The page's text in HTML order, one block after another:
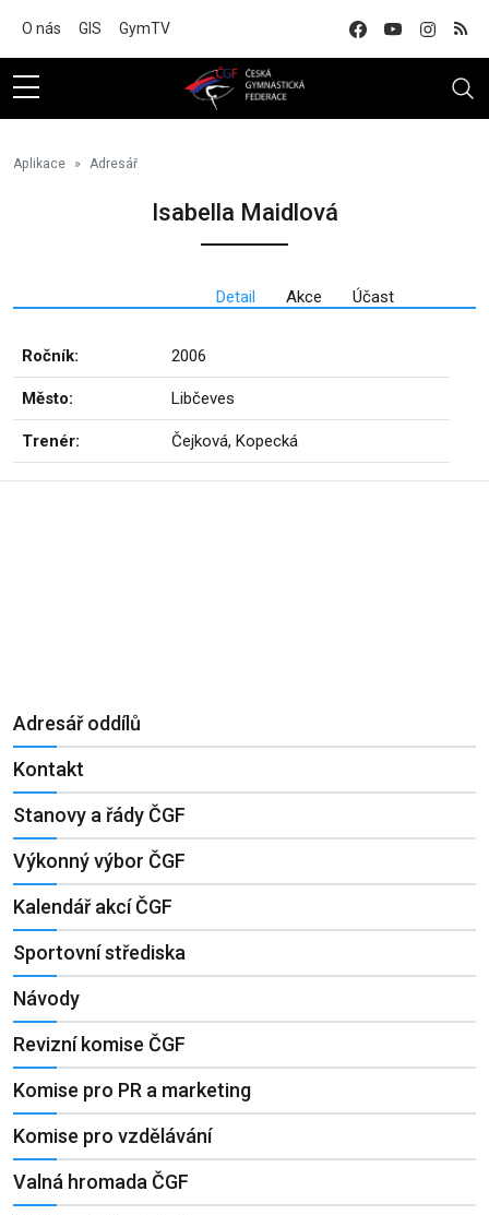
O nás GIS GymTV
Aplikace Adresář
Isabella Maidlová
Detail Akce Účast
Ročník: 2006
Město: Libčeves
Trenér: Čejková, Kopecká
Adresář oddílů
Kontakt
Stanovy a řády ČGF
Výkonný výbor ČGF
Kalendář akcí ČGF
Sportovní střediska
Návody
Revizní komise ČGF
Komise pro PR a marketing
Komise pro vzdělávání
Valná hromada ČGF